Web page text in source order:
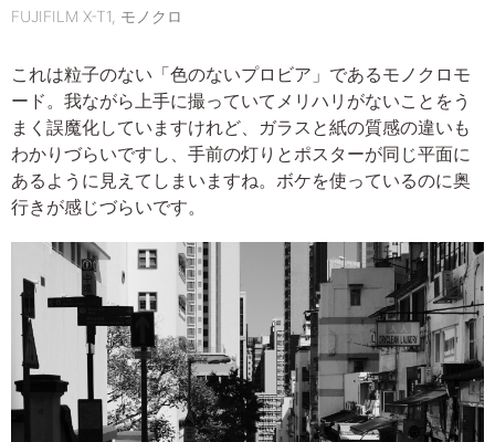
FUJIFILM X-T1, モノクロ
これは粒子のない「色のないプロビア」であるモノクロモ
ード。我ながら上手に撮っていてメリハリがないことをう
まく誤魔化していますけれど、ガラスと紙の質感の違いも
わかりづらいですし、手前の灯りとポスターが同じ平面に
あるように見えてしまいますね。ボケを使っているのに奥
行きが感じづらいです。